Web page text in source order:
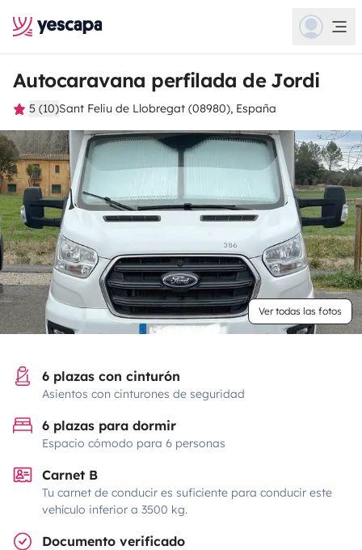
Autocaravana perfilada de Jordi
5 (10)Sant Feliu de Llobregat (08980), España
Ver todas las fotos
6 plazas con cinturón
Asientos con cinturones de seguridad
6 plazas para dormir
Espacio cómodo para 6 personas
Carnet B
Tu carnet de conducir es suficiente para conducir este
vehículo inferior a 3500 kg.
Documento verificado